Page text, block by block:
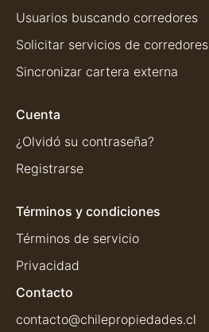
Usuarios buscando corredores
Solicitar servicios de corredores
Sincronizar cartera externa
Cuenta
¿Olvidó su contraseña?
Registrarse
Términos y condiciones
Términos de servicio
Privacidad
Contacto
contacto@chilepropiedades.cl